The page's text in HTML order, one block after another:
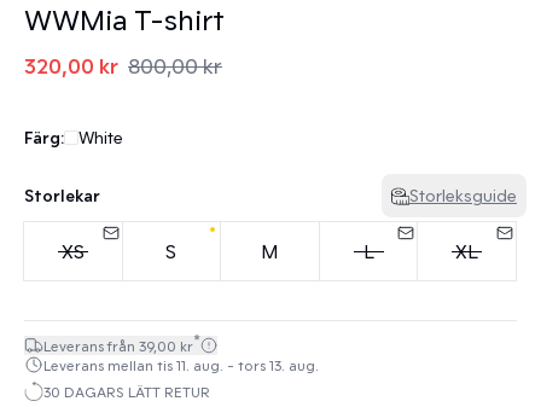
WWMia T-shirt
320,00 kr 800,00 kr
Färg: White
Storlekar Storleksguide
XS S M L XL
Leverans från 39,00 kr*
Leverans mellan tis 11. aug. - tors 13. aug.
30 DAGARS LÄTT RETUR